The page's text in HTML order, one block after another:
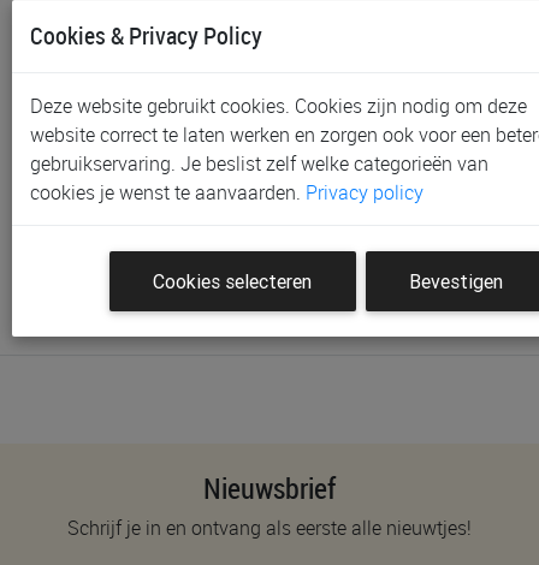
Voorraad bij Paradisio
Klantenbeoordelingen
Meld je aan met je Paradisio account om een beoordeling
te plaatsen.
Nieuwsbrief
Schrijf je in en ontvang als eerste alle nieuwtjes!
Cookies & Privacy Policy
Deze website gebruikt cookies. Cookies zijn nodig om deze
website correct te laten werken en zorgen ook voor een
gebruikservaring. Je beslist zelf welke categorieën van
cookies je wenst te aanvaarden. Privacy policy
Cookies selecteren Bevestigen